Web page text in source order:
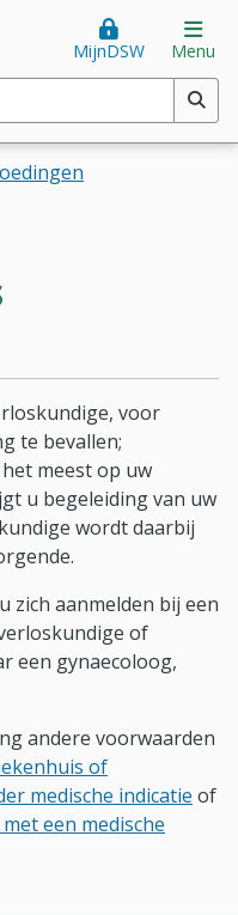
Goed voor je.
tekens)
MijnDSW Menu
voor
te bevallen;
meest op uw
u begeleiding van uw
wordt daarbij
zich aanmelden bij een
of
een gynaecoloog,
andere voorwaarden
of
medische indicatie of
een medische